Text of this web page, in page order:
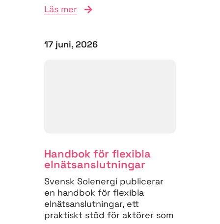
Läs mer
17 juni, 2026
Handbok för flexibla
elnäts­anslutningar
Svensk Solenergi publicerar
en handbok för flexibla
elnätsanslutningar, ett
praktiskt stöd för aktörer som